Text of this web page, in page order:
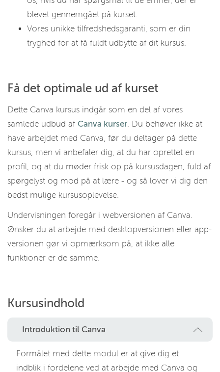
blevet gennemgået på kurset.
Vores unikke tilfredshedsgaranti, som er din
tryghed for at få fuldt udbytte af dit kursus.
Få det optimale ud af kurset
Dette Canva kursus indgår som en del af vores
samlede udbud af Canva kurser. Du behøver ikke at
have arbejdet med Canva, før du deltager på dette
kursus, men vi anbefaler dig, at du har oprettet en
profil, og at du møder frisk op på kursusdagen, fuld af
spørgelyst og mod på at lære - og så lover vi dig den
bedst mulige kursusoplevelse.
Undervisningen foregår i webversionen af Canva.
Ønsker du at arbejde med desktopversionen eller app-
versionen gør vi opmærksom på, at ikke alle
funktioner er de samme.
Kursusindhold
Introduktion til Canva
Formålet med dette modul er at give dig et
indblik i fordelene ved at arbejde med Canva og